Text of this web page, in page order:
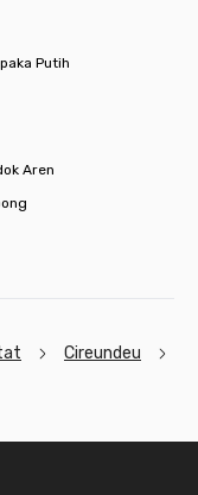
Putih
Aren
Cireundeu